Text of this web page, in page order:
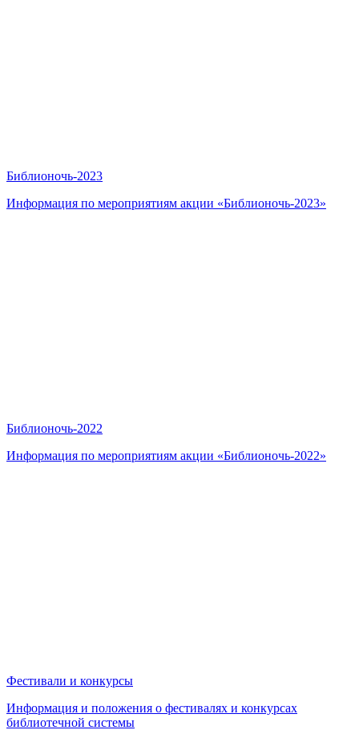
Библионочь-2023
Информация по мероприятиям акции «Библионочь-2023»
Библионочь-2022
Информация по мероприятиям акции «Библионочь-2022»
Фестивали и конкурсы
Информация и положения о фестивалях и конкурсах
библиотечной системы